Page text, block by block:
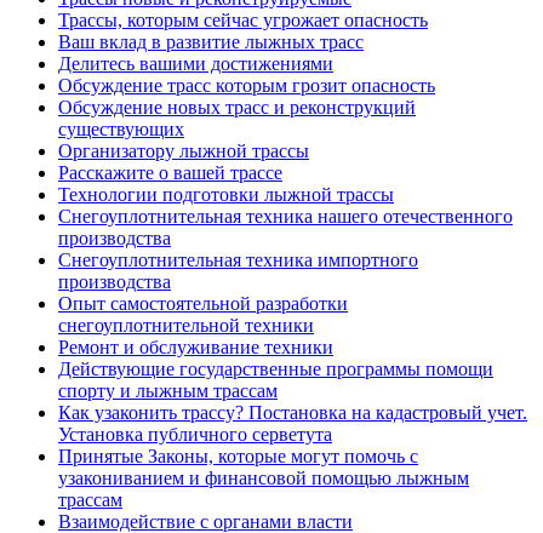
Трассы, которым сейчас угрожает опасность
Ваш вклад в развитие лыжных трасс
Делитесь вашими достижениями
Обсуждение трасс которым грозит опасность
Обсуждение новых трасс и реконструкций
существующих
Организатору лыжной трассы
Расскажите о вашей трассе
Технологии подготовки лыжной трассы
Снегоуплотнительная техника нашего отечественного
производства
Снегоуплотнительная техника импортного
производства
Опыт самостоятельной разработки
снегоуплотнительной техники
Ремонт и обслуживание техники
Действующие государственные программы помощи
спорту и лыжным трассам
Как узаконить трассу? Постановка на кадастровый учет.
Установка публичного серветута
Принятые Законы, которые могут помочь с
узакониванием и финансовой помощью лыжным
трассам
Взаимодействие с органами власти